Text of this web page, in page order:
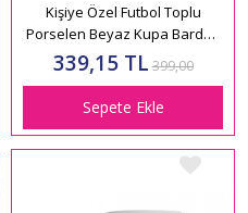
Kişiye Özel Futbol Toplu
Porselen Beyaz Kupa Bardak
HK2587
339,15 TL 399,00
Sepete Ekle